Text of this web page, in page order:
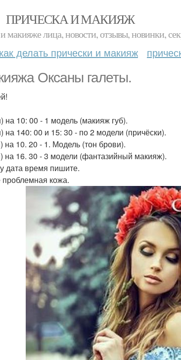
ПРИЧЕСКА И МАКИЯЖ
макияже лица, новости, отзывы, новинки,
как делать прически и макияж
Оксаны галеты.
на 10: 00 - 1 модель (макияж губ).
на 140: 00 и 15: 30 - по 2 модели (причёски).
на 10. 20 - 1. Модель (тон брови).
на 16. 30 - 3 модели (фантазийный макияж).
дата время пишите.
кожа.